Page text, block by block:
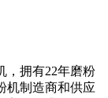
，拥有22年磨粉
机制造商和供应